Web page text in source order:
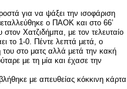
για να ψάξει την ισοφάριση
ο ΠΑΟΚ και στο 66’
Χατζιδήμπα, με τον τελευταίο
το 1-0. Πέντε λεπτά μετά, ο
του στο ματς αλλά μετά την κακή
με τη μία και έχασε την
με απευθείας κόκκινη κάρτα